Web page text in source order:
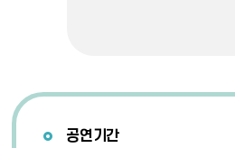
공연기간